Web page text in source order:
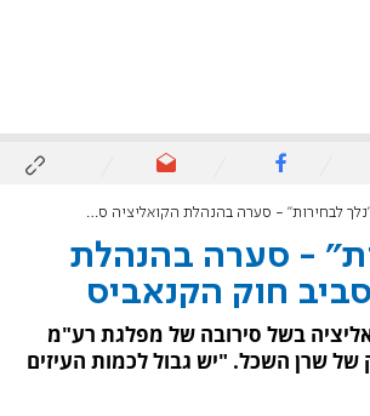
לבחירות" - סערה בהנהלת הקואליציה סביב חוק הקנאביס
- סערה בהנהלת
חוק הקנאביס
בשל סירובה של מפלגת רע"מ
שרן השכל. "יש גבול לכמות העיזים